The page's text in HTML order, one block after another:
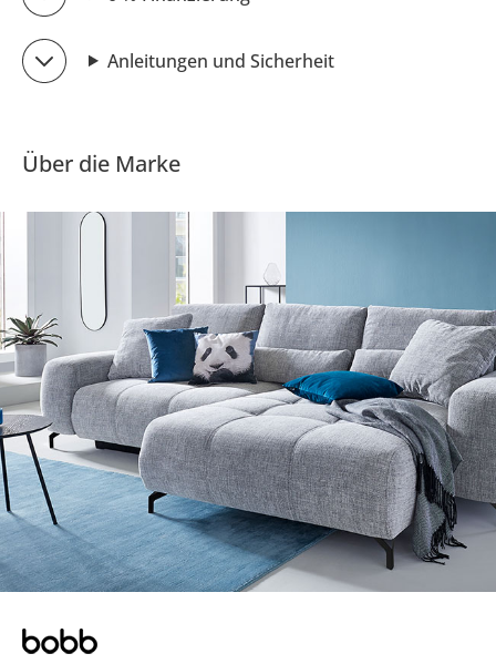
Anleitungen und Sicherheit
Über die Marke